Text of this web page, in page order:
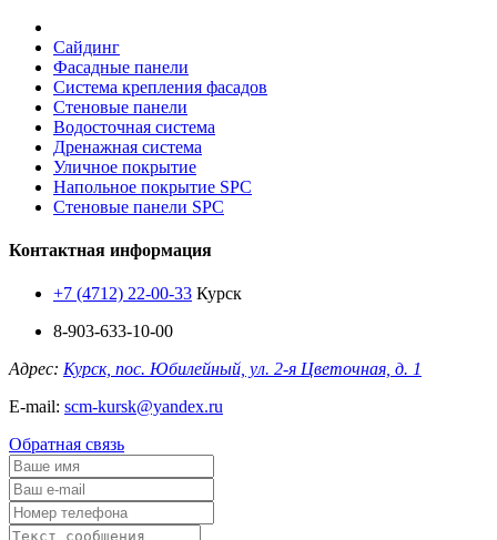
Сайдинг
Фасадные панели
Система крепления фасадов
Стеновые панели
Водосточная система
Дренажная система
Уличное покрытие
Напольное покрытие SPC
Стеновые панели SPC
Контактная информация
+7 (4712) 22-00-33 Курск
8-903-633-10-00
Адрес: Курск, пос. Юбилейный, ул. 2-я Цветочная, д. 1
E-mail: scm-kursk@yandex.ru
Обратная связь